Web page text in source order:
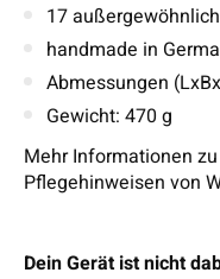
17
handmade in
Abmessungen
Gewicht: 470 g
Mehr Informationen
Pflegehinweisen von
Dein Gerät ist nicht